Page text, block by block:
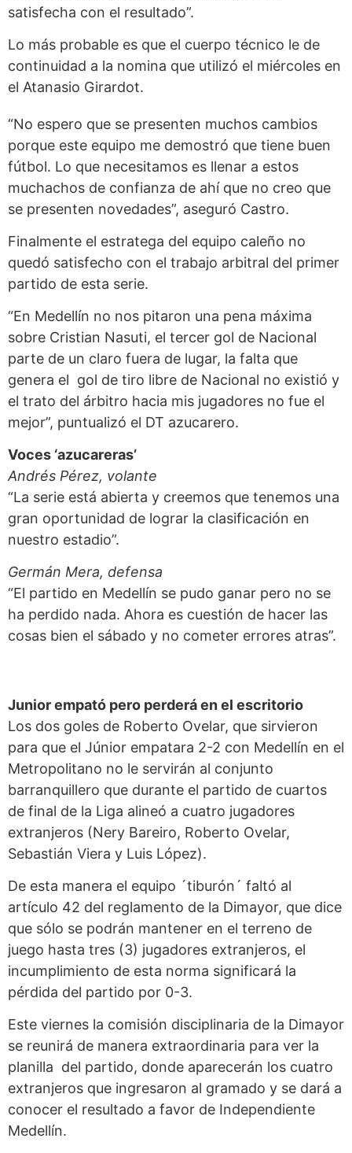
satisfecha con el resultado”.
Lo más probable es que el cuerpo técnico le de
continuidad a la nomina que utilizó el miércoles en
el Atanasio Girardot.
“No espero que se presenten muchos cambios
porque este equipo me demostró que tiene buen
fútbol. Lo que necesitamos es llenar a estos
muchachos de confianza de ahí que no creo que
se presenten novedades”, aseguró Castro.
Finalmente el estratega del equipo caleño no
quedó satisfecho con el trabajo arbitral del primer
partido de esta serie.
“En Medellín no nos pitaron una pena máxima
sobre Cristian Nasuti, el tercer gol de Nacional
parte de un claro fuera de lugar, la falta que
genera el gol de tiro libre de Nacional no existió y
el trato del árbitro hacia mis jugadores no fue el
mejor”, puntualizó el DT azucarero.
Voces ‘azucareras’
Andrés Pérez, volante
“La serie está abierta y creemos que tenemos una
gran oportunidad de lograr la clasificación en
nuestro estadio”.
Germán Mera, defensa
“El partido en Medellín se pudo ganar pero no se
ha perdido nada. Ahora es cuestión de hacer las
cosas bien el sábado y no cometer errores atras”.
Junior empató pero perderá en el escritorio
Los dos goles de Roberto Ovelar, que sirvieron
para que el Júnior empatara 2-2 con Medellín en el
Metropolitano no le servirán al conjunto
barranquillero que durante el partido de cuartos
de final de la Liga alineó a cuatro jugadores
extranjeros (Nery Bareiro, Roberto Ovelar,
Sebastián Viera y Luis López).
De esta manera el equipo ´tiburón´ faltó al
artículo 42 del reglamento de la Dimayor, que dice
que sólo se podrán mantener en el terreno de
juego hasta tres (3) jugadores extranjeros, el
incumplimiento de esta norma significará la
pérdida del partido por 0-3.
Este viernes la comisión disciplinaria de la Dimayor
se reunirá de manera extraordinaria para ver la
planilla del partido, donde aparecerán los cuatro
extranjeros que ingresaron al gramado y se dará a
conocer el resultado a favor de Independiente
Medellín.